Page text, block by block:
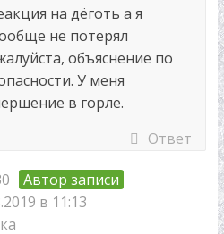
на дёготь а я
не потерял
объяснение по
У меня
в горле.
Ответ
Автор записи
в 11:13